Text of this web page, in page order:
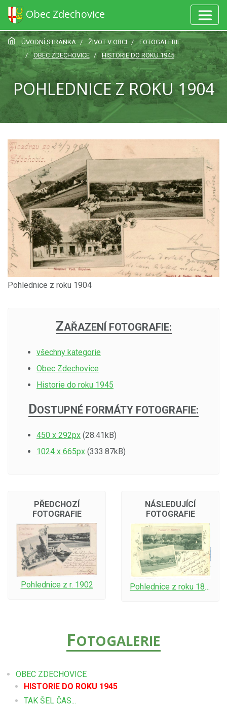
Obec Zdechovice
ÚVODNÍ STRÁNKA ŽIVOT V OBCI
FOTOGALERIE
OBEC ZDECHOVICE
HISTORIE DO ROKU 1945
POHLEDNICE Z ROKU 1904
Pohlednice z roku 1904
ZAŘAZENÍ FOTOGRAFIE:
všechny kategorie
Obec Zdechovice
Historie do roku 1945
DOSTUPNÉ FORMÁTY FOTOGRAFIE:
450 x 292px (28.41kB)
1024 x 665px (333.87kB)
PŘEDCHOZÍ
FOTOGRAFIE
Pohlednice z r. 1902
NÁSLEDUJÍCÍ
FOTOGRAFIE
Pohlednice z roku 1899
FOTOGALERIE
OBEC ZDECHOVICE
HISTORIE DO ROKU 1945
TAK ŠEL ČAS...